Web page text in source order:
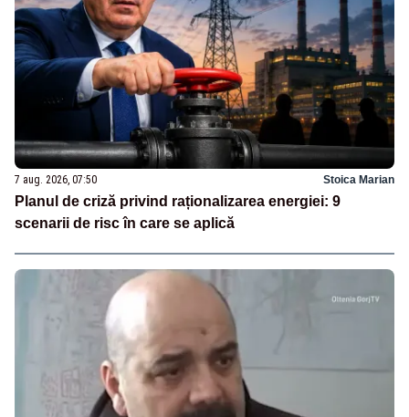
7 aug. 2026, 07:50 Stoica Marian
Planul de criză privind raționalizarea energiei: 9
scenarii de risc în care se aplică